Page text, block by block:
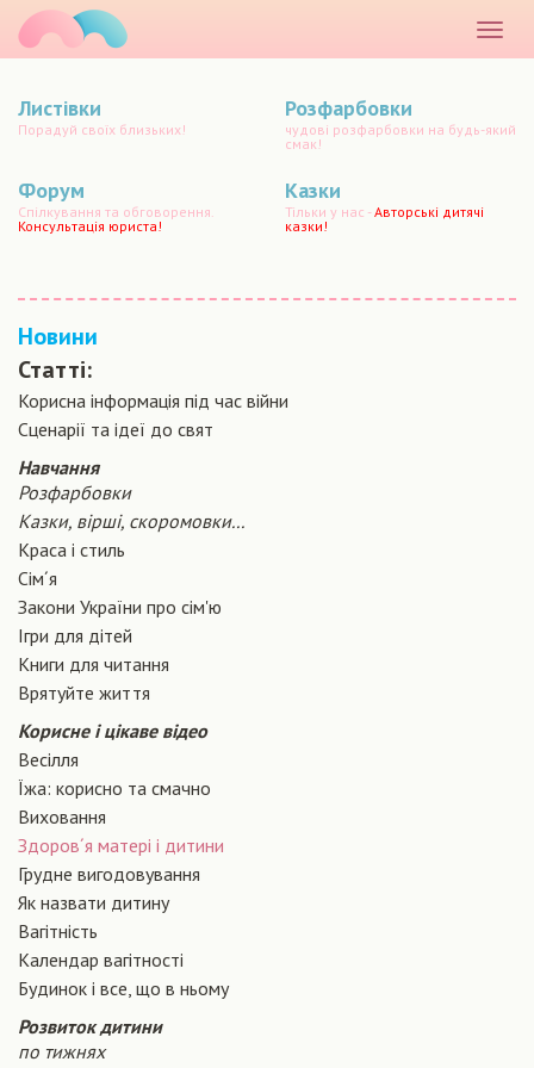
меню
Листівки
Порадуй своїх близьких!
Розфарбовки
чудові розфарбовки на будь-який
смак!
Форум
Спілкування та обговорення.
Консультація юриста!
Казки
Тільки у нас -Авторські дитячі
казки!
Новини
Статті:
Корисна інформація під час війни
Сценарiї та iдеї до свят
Навчання
Розфарбовки
Казки, вірші, скоромовки...
Краса і стиль
Сiм´я
Закони України про сiм'ю
Ігри для дітей
Книги для читання
Врятуйте життя
Корисне і цікаве відео
Весілля
Їжа: корисно та смачно
Виховання
Здоров´я матері і дитини
Грудне вигодовування
Як назвати дитину
Вагiтнiсть
Календар вагітності
Будинок і все, що в ньому
Розвиток дитини
по тижнях